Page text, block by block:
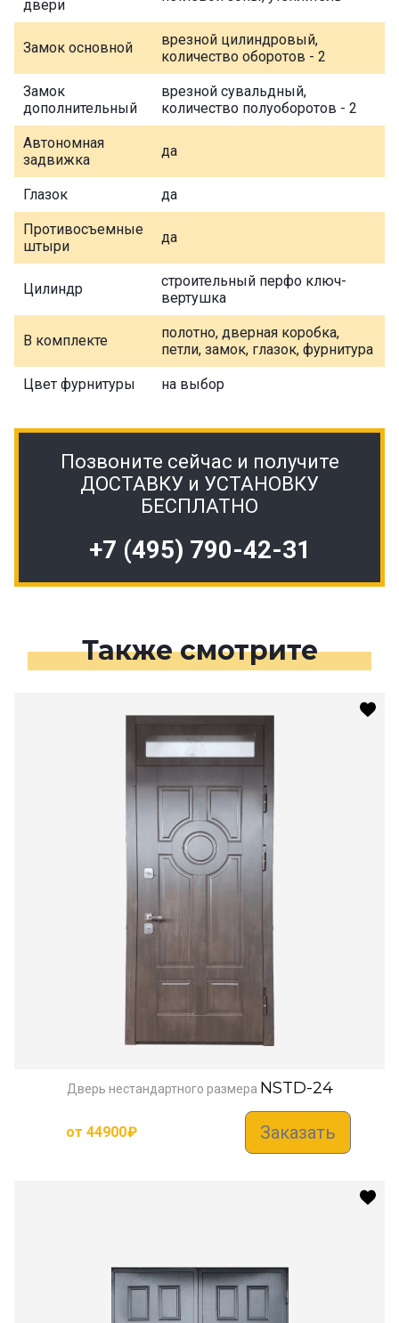
двери
Замок основной
врезной цилиндровый,
количество оборотов - 2
Замок
дополнительный
врезной сувальдный,
количество полуоборотов - 2
Автономная
задвижка
да
Глазок да
Противосъемные
штыри
да
Цилиндр
строительный перфо ключ-
вертушка
В комплекте
полотно, дверная коробка,
петли, замок, глазок, фурнитура
Цвет фурнитуры на выбор
Позвоните сейчас и получите
ДОСТАВКУ и УСТАНОВКУ
БЕСПЛАТНО
+7 (495) 790-42-31
Также смотрите
Дверь нестандартного размера NSTD-24
от 44900₽ Заказать